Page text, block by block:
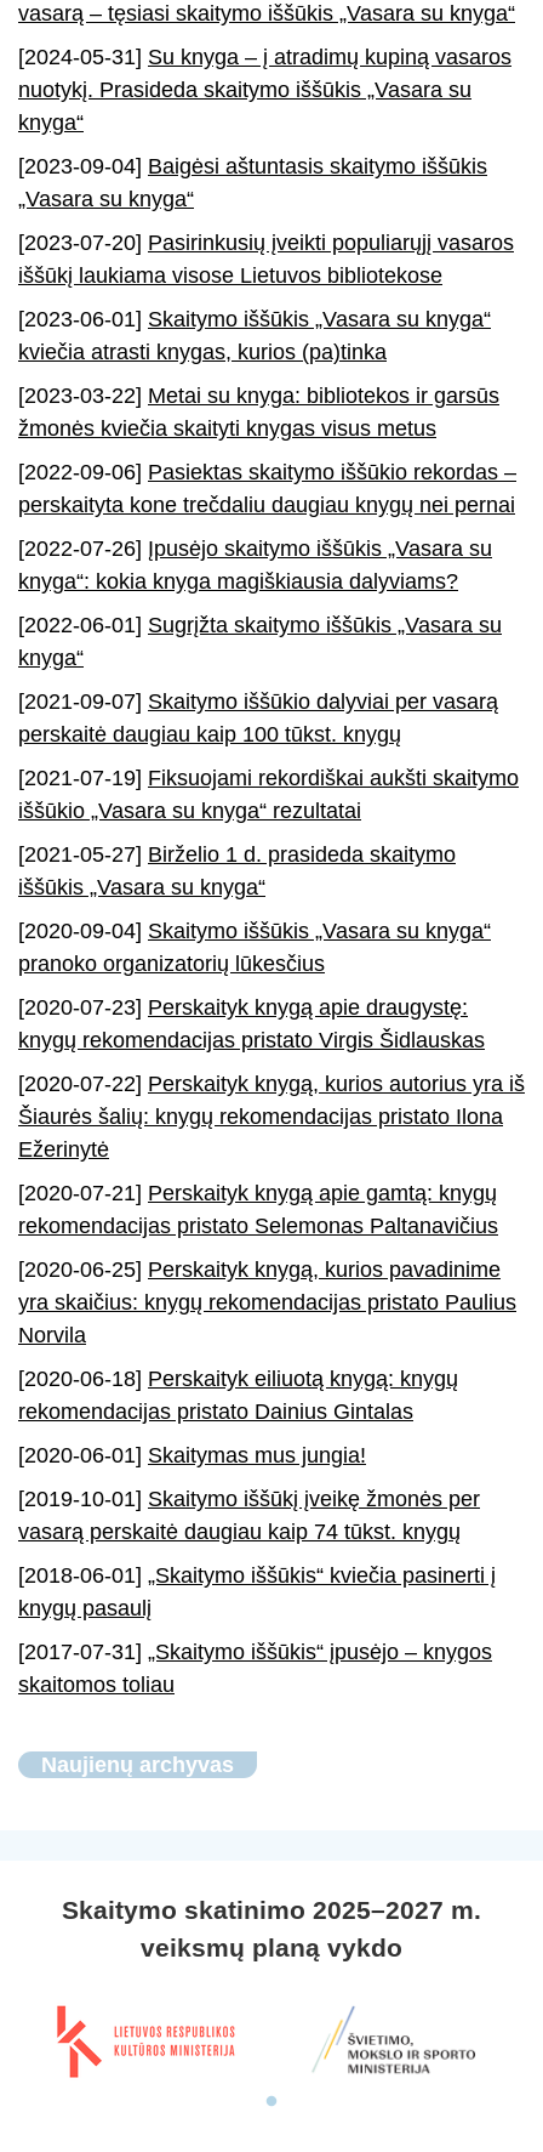
vasarą – tęsiasi skaitymo iššūkis „Vasara su knyga“
[2024-05-31] Su knyga – į atradimų kupiną vasaros
nuotykį. Prasideda skaitymo iššūkis „Vasara su
knyga“
[2023-09-04] Baigėsi aštuntasis skaitymo iššūkis
„Vasara su knyga“
[2023-07-20] Pasirinkusių įveikti populiarųjį vasaros
iššūkį laukiama visose Lietuvos bibliotekose
[2023-06-01] Skaitymo iššūkis „Vasara su knyga“
kviečia atrasti knygas, kurios (pa)tinka
[2023-03-22] Metai su knyga: bibliotekos ir garsūs
žmonės kviečia skaityti knygas visus metus
[2022-09-06] Pasiektas skaitymo iššūkio rekordas –
perskaityta kone trečdaliu daugiau knygų nei pernai
[2022-07-26] Įpusėjo skaitymo iššūkis „Vasara su
knyga“: kokia knyga magiškiausia dalyviams?
[2022-06-01] Sugrįžta skaitymo iššūkis „Vasara su
knyga“
[2021-09-07] Skaitymo iššūkio dalyviai per vasarą
perskaitė daugiau kaip 100 tūkst. knygų
[2021-07-19] Fiksuojami rekordiškai aukšti skaitymo
iššūkio „Vasara su knyga“ rezultatai
[2021-05-27] Birželio 1 d. prasideda skaitymo
iššūkis „Vasara su knyga“
[2020-09-04] Skaitymo iššūkis „Vasara su knyga“
pranoko organizatorių lūkesčius
[2020-07-23] Perskaityk knygą apie draugystę:
knygų rekomendacijas pristato Virgis Šidlauskas
[2020-07-22] Perskaityk knygą, kurios autorius yra iš
Šiaurės šalių: knygų rekomendacijas pristato Ilona
Ežerinytė
[2020-07-21] Perskaityk knygą apie gamtą: knygų
rekomendacijas pristato Selemonas Paltanavičius
[2020-06-25] Perskaityk knygą, kurios pavadinime
yra skaičius: knygų rekomendacijas pristato Paulius
Norvila
[2020-06-18] Perskaityk eiliuotą knygą: knygų
rekomendacijas pristato Dainius Gintalas
[2020-06-01] Skaitymas mus jungia!
[2019-10-01] Skaitymo iššūkį įveikę žmonės per
vasarą perskaitė daugiau kaip 74 tūkst. knygų
[2018-06-01] „Skaitymo iššūkis“ kviečia pasinerti į
knygų pasaulį
[2017-07-31] „Skaitymo iššūkis“ įpusėjo – knygos
skaitomos toliau
Naujienų archyvas
Skaitymo skatinimo 2025–2027 m.
veiksmų planą vykdo